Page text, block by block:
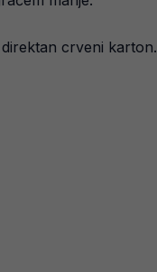
crveni karton.